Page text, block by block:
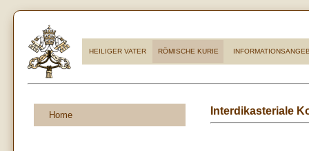
HEILIGER VATER RÖMISCHE KURIE
Home Interdikasteriale